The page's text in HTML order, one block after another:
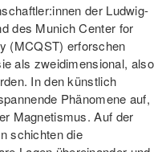
der Ludwig-
des Munich Center for
(MCQST) erforschen
als zweidimensional, also
In den künstlich
Phänomene auf,
Magnetismus. Auf der
schichten die